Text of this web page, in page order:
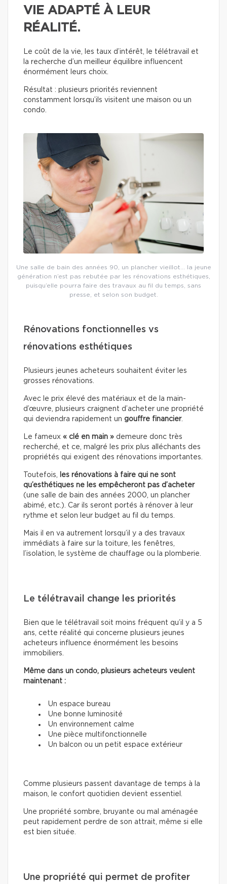
VIE ADAPTÉ À LEUR
RÉALITÉ.
Le coût de la vie, les taux d’intérêt, le télétravail et
la recherche d’un meilleur équilibre influencent
énormément leurs choix.
Résultat : plusieurs priorités reviennent
constamment lorsqu’ils visitent une maison ou un
condo.
Une salle de bain des années 90, un plancher vieillot… la jeune
génération n’est pas rebutée par les rénovations esthétiques,
puisqu’elle pourra faire des travaux au fil du temps, sans
presse, et selon son budget.
Rénovations fonctionnelles vs
rénovations esthétiques
Plusieurs jeunes acheteurs souhaitent éviter les
grosses rénovations.
Avec le prix élevé des matériaux et de la main-
d’œuvre, plusieurs craignent d’acheter une propriété
qui deviendra rapidement un gouffre financier.
Le fameux « clé en main » demeure donc très
recherché, et ce, malgré les prix plus alléchants des
propriétés qui exigent des rénovations importantes.
Toutefois,
les rénovations à faire qui ne sont
qu’esthétiques ne les empêcheront pas d’acheter
(une salle de bain des années 2000, un plancher
abimé, etc.). Car ils seront portés à rénover à leur
rythme et selon leur budget au fil du temps.
Mais il en va autrement lorsqu’il y a des travaux
immédiats à faire sur la toiture, les fenêtres,
l’isolation, le système de chauffage ou la plomberie.
Le télétravail change les priorités
Bien que le télétravail soit moins fréquent qu’il y a 5
ans, cette réalité qui concerne plusieurs jeunes
acheteurs influence énormément les besoins
immobiliers.
Même dans un condo, plusieurs acheteurs veulent
maintenant :
Un espace bureau
Une bonne luminosité
Un environnement calme
Une pièce multifonctionnelle
Un balcon ou un petit espace extérieur
Comme plusieurs passent davantage de temps à la
maison, le confort quotidien devient essentiel.
Une propriété sombre, bruyante ou mal aménagée
peut rapidement perdre de son attrait, même si elle
est bien située.
Une propriété qui permet de profiter